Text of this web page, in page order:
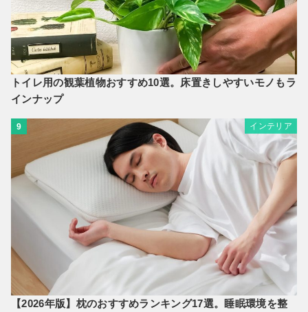
トイレ用の観葉植物おすすめ10選。床置きしやすいモノもラ
インナップ
9 インテリア
【2026年版】枕のおすすめランキング17選。睡眠環境を整